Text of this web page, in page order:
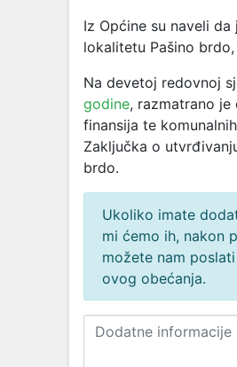
Iz Općine su naveli
lokalitetu Pašino
Na devetoj redovnoj
godine, razmatrano
finansija te
Zaključka o
brdo.
Ukoliko imate
mi ćemo ih, nakon
možete nam
ovog obećanja.